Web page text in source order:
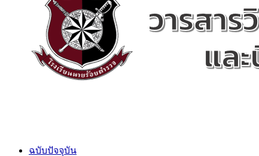
ฉบับปัจจุบัน